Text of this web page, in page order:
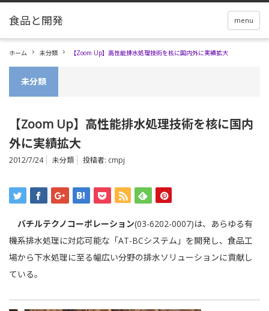
menu
ホーム 未分類 【Zoom Up】高性能排水処理技術を核に国内外に実績拡大
未分類
【Zoom Up】高性能排水処理技術を核に国内
外に実績拡大
2012/7/24 未分類 投稿者: cmpj
バチルテクノコーポレーション(03-6202-0007)は、あらゆる有
機系排水処理に対応可能な「AT-BCシステム」を開発し、食品工
場から下水処理に至る幅広い分野の排水ソリューションに貢献し
ている。